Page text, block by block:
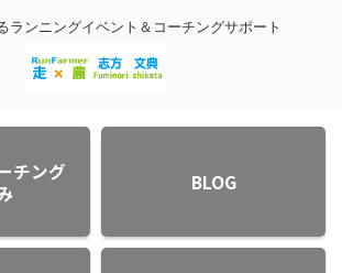
ランニングイベント＆コーチングサポート
チング
BLOG